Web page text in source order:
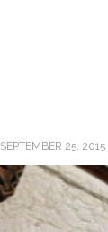
SEPTEMBER 25, 2015